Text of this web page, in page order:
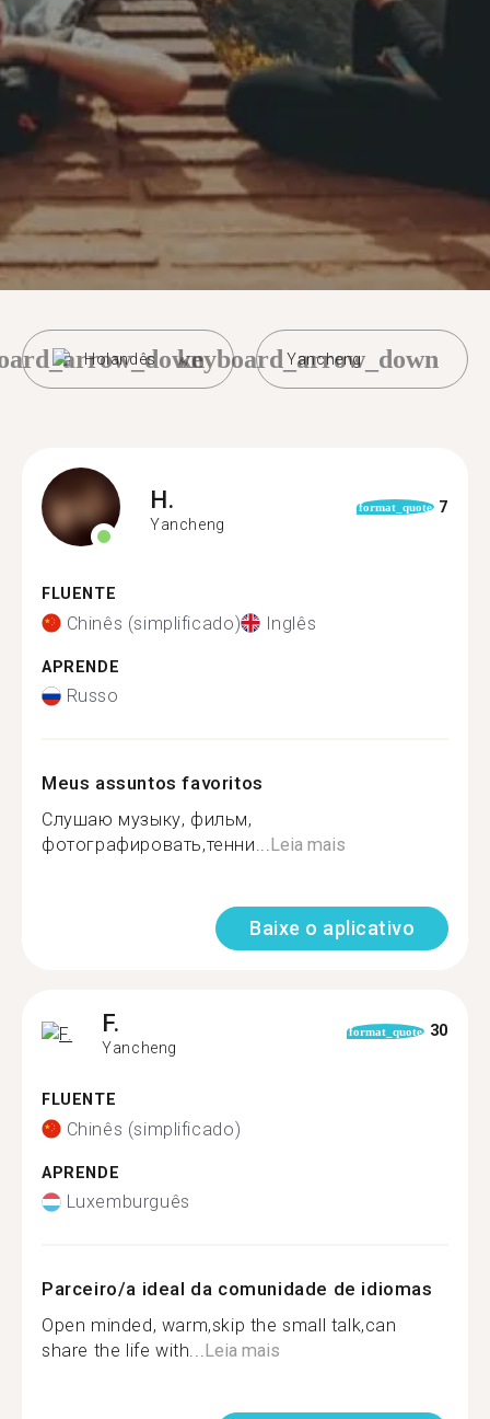
Holandês Yancheng
keyboard_arrow_down
H.
Yancheng
format_quote 7
FLUENTE
Chinês (simplificado) Inglês
APRENDE
Russo
Meus assuntos favoritos
Слушаю музыку, фильм,
фотографировать,тенни...Leia mais
Baixe o aplicativo
F.
Yancheng
format_quote 30
FLUENTE
Chinês (simplificado)
APRENDE
Luxemburguês
Parceiro/a ideal da comunidade de idiomas
Open minded, warm,skip the small talk,can
share the life with...Leia mais